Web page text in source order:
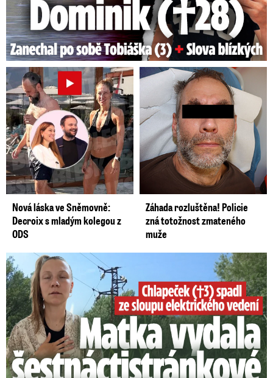
Nová láska ve Sněmovně:
Decroix s mladým kolegou z
ODS
Záhada rozluštěna! Policie
zná totožnost zmateného
muže
Smrtelný pád chlapce: Matka vydala vyjádření na 16 stran